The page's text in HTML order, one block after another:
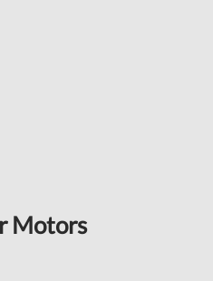
Motors